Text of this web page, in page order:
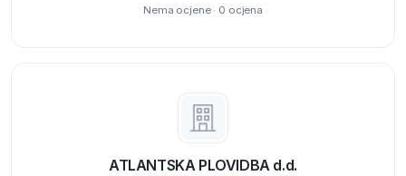
Nema ocjene · 0 ocjena
ATLANTSKA PLOVIDBA d.d.